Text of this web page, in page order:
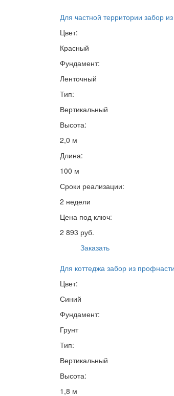
Для частной территории забор
Цвет:
Красный
Фундамент:
Ленточный
Тип:
Вертикальный
Высота:
2,0 м
Длина:
100 м
Сроки реализации:
2 недели
Цена под ключ:
2 893 руб.
Заказать
Для коттеджа забор из
Цвет:
Синий
Фундамент:
Грунт
Тип:
Вертикальный
Высота:
1,8 м